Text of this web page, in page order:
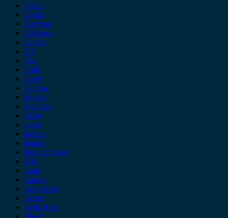
Cupra
Dacia
Daewoo
Daihatsu
Dodge
DS
Fiat
Ford
Geely
Gonow
Honda
Hyundai
Isuzu
iveco
Jaecoo
Jaguar
Jeep Chrysler
KIA
Lada
Lancia
Leapmotor
Lexus
Lynk & co
Mazda